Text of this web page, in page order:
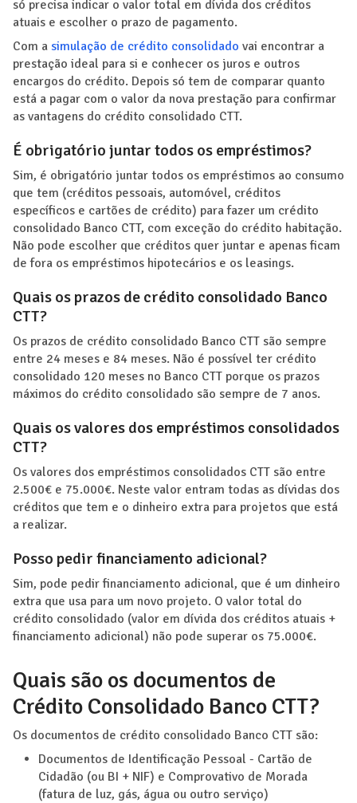
só precisa indicar o valor total em dívida dos créditos
atuais e escolher o prazo de pagamento.
Com a simulação de crédito consolidado vai encontrar a
prestação ideal para si e conhecer os juros e outros
encargos do crédito. Depois só tem de comparar quanto
está a pagar com o valor da nova prestação para confirmar
as vantagens do crédito consolidado CTT.
É obrigatório juntar todos os empréstimos?
Sim, é obrigatório juntar todos os empréstimos ao consumo
que tem (créditos pessoais, automóvel, créditos
específicos e cartões de crédito) para fazer um crédito
consolidado Banco CTT, com exceção do crédito habitação.
Não pode escolher que créditos quer juntar e apenas ficam
de fora os empréstimos hipotecários e os leasings.
Quais os prazos de crédito consolidado Banco
CTT?
Os prazos de crédito consolidado Banco CTT são sempre
entre 24 meses e 84 meses. Não é possível ter crédito
consolidado 120 meses no Banco CTT porque os prazos
máximos do crédito consolidado são sempre de 7 anos.
Quais os valores dos empréstimos consolidados
CTT?
Os valores dos empréstimos consolidados CTT são entre
2.500€ e 75.000€. Neste valor entram todas as dívidas dos
créditos que tem e o dinheiro extra para projetos que está
a realizar.
Posso pedir financiamento adicional?
Sim, pode pedir financiamento adicional, que é um dinheiro
extra que usa para um novo projeto. O valor total do
crédito consolidado (valor em dívida dos créditos atuais +
financiamento adicional) não pode superar os 75.000€.
Quais são os documentos de
Crédito Consolidado Banco CTT?
Os documentos de crédito consolidado Banco CTT são:
Documentos de Identificação Pessoal - Cartão de
Cidadão (ou BI + NIF) e Comprovativo de Morada
(fatura de luz, gás, água ou outro serviço)